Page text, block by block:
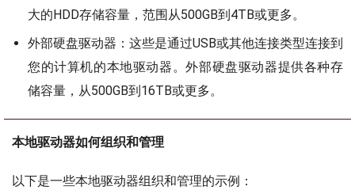
大的HDD存储容量，范围从500GB到4TB或更多。
外部硬盘驱动器：这些是通过USB或其他连接类型连接到
您的计算机的本地驱动器。外部硬盘驱动器提供各种存
储容量，从500GB到16TB或更多。
本地驱动器如何组织和管理
以下是一些本地驱动器组织和管理的示例：